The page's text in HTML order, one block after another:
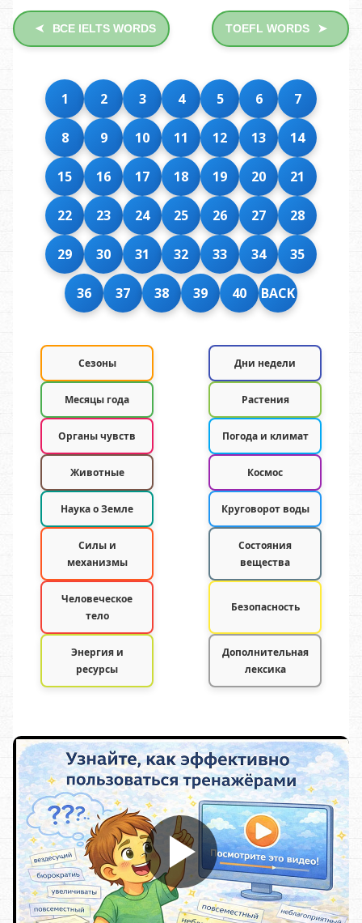
➤ ВСЕ IELTS WORDS TOEFL WORDS ➤
1 2 3 4 5 6 7
8 9 10 11 12 13 14
15 16 17 18 19 20 21
22 23 24 25 26 27 28
29 30 31 32 33 34 35
36 37 38 39 40 BACK
Сезоны Дни недели
Месяцы года Растения
Органы чувств Погода и климат
Животные Космос
Наука о Земле Круговорот воды
Силы и
механизмы
Состояния
вещества
Человеческое
тело
Безопасность
Энергия и
ресурсы
Дополнительная
лексика